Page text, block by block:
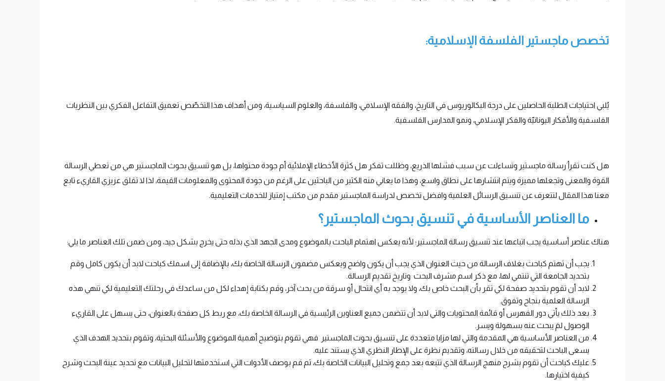
تخصص ماجستير الفلسفة الإسلامية:
يُلبي احتياجات الطلبة الحاصلين على درجة البكالوريوس في التاريخ، والفقه الإسلامي، والفلسفة، والعلوم السياسية، ومن أهداف هذا التخصّص تعميق التفاعل الفكري بين النظريات
الفلسفية والأفكار اليونانيّة والفكر الإسلامي، ونمو المدارس الفلسفية.
هل كنت تقرأ رسالة ماجستير وتساءلت عن سبب فشلها الذريع، وظللت تفكر هل كثرة الأخطاء الإملائية أم جودة محتواها، بل هو تنسيق بحوث الماجستير هي من تعطي الرسالة
القوة والمعنى وتجعلها مميزة ويتم انتشارها على نطاق واسع، وهذا ما يعاني منه الكثير من الباحثين على الرغم من جودة المحتوى والمعلومات القيمة، لذا لا تقلق عزيزي القاريء تابع
معنا هذا المقال لتتعرف عن تنسيق الرسائل العلمية وافضل تخصص لدراسة الماجستير مقدم من مكتب إمتياز للخدمات التعليمية.
ما العناصر الأساسية في تنسيق بحوث الماجستير؟
هناك عناصر أساسية يجب اتباعها عند تنسيق رسالة الماجستير؛ لأنه يعكس اهتمام الباحث بالموضوع ومدى الجهد الذي بذله حتى يخرج بشكل جيد، ومن ضمن تلك العناصر ما يلي:
يجب أن تهتم كباحث بغلاف الرسالة من حيث العنوان الذي يجب أن يكون واضح ويعكس مضمون الرسالة الخاصة بك، بالإضافة إلى اسمك كباحث لابد أن يكون كامل وقم
بتحديد الجامعة التي تنتمي لها، مع ذكر اسم مشرف البحث وتاريخ تقديم الرسالة.
لابد أن تقوم بتحديد صفحة لكي تقر بأن البحث خاص بك، ولا يوجد به أي انتحال أو سرقة من بحث آخر، وقم بكتابة إهداء لكل من ساعدك في رحلتك التعليمية لكي تنهي هذه
الرسالة العلمية بنجاح وتفوق.
بعد ذلك يأتي دور الفهرس أو قائمة المحتويات والتي لابد أن تتضمن جميع العناوين الرئيسية في الرسالة الخاصة بك، مع ربط كل صفحة بالعنوان، حتى يسهل على القاريء
الوصول لمَ يبحث عنه بسهولة ويسر.
من العناصر الأساسية هي المقدمة والتي لها مزايا متعددة على تنسيق بحوث الماجستير فهي تقوم بتوضيح أهمية الموضوع والأسئلة البحثية، وتقوم بتحديد الهدف الذي
يسعى الباحث لتحقيقه من خلال رسالته، وتقديم نظرة على الإطار النظري الذي يستند عليه.
عليك كباحث أن تقوم بشرح منهج الرسالة الذي تتبعه بعد جمع وتحليل البيانات الخاصة بك، ثم قم بوصف الأدوات التي استخدمتها لتحليل البيانات مع تحديد عينة البحث وشرح
كيفية اختيارها.